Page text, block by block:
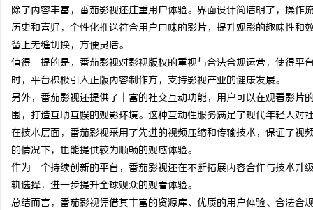
除了内容丰富，番茄影视还注重用户体验。界面设计简洁明了，操
历史和喜好，个性化推送符合用户口味的影片，提升观影的趣味性
备上无缝切换，方便灵活。
值得一提的是，番茄影视对影视版权的重视与合法合规运营，使得
时，平台积极引入正版内容制作方，支持影视产业的健康发展。
另外，番茄影视还提供了丰富的社交互动功能，用户可以在观看影
围，打造互助互娱的观影环境。这种互动性服务满足了现代年轻人对
在技术层面，番茄影视采用了先进的视频压缩和传输技术，保证了
的情况下，也能提供较为顺畅的观感体验。
作为一个持续创新的平台，番茄影视还在不断拓展内容合作与技术
轨选择，进一步提升全球观众的观看体验。
总结而言，番茄影视凭借其丰富的资源库、优质的用户体验、合法